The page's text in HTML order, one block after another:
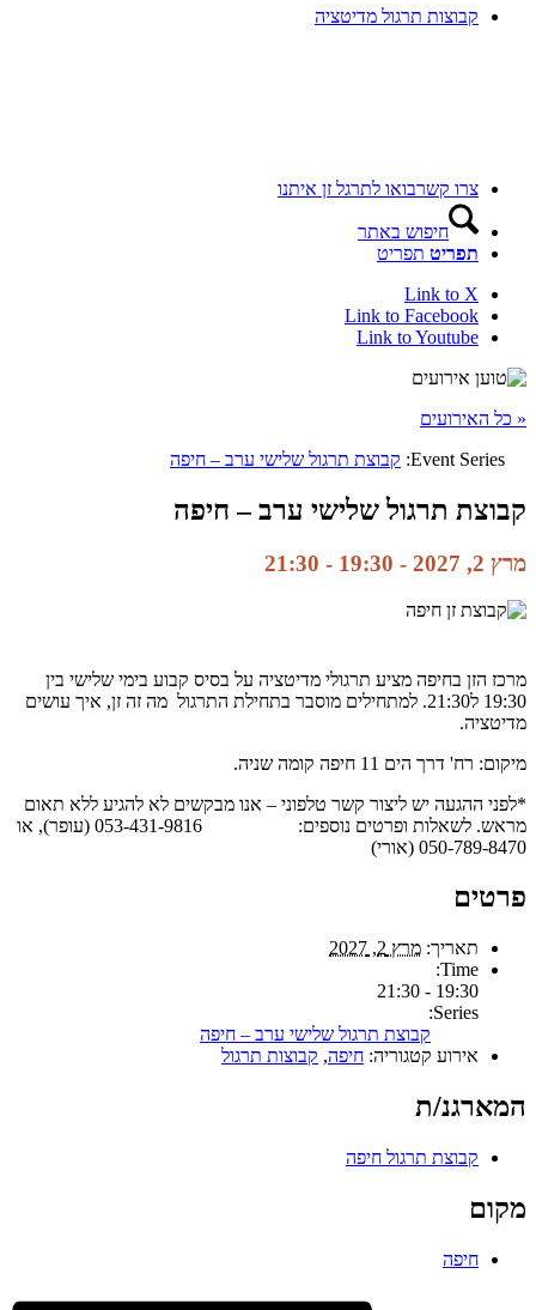
קבוצות תרגול מדיטציה
צרו קשרבואו לתרגל זן איתנו
חיפוש באתר
תפריט תפריט
Link to X
Link to Facebook
Link to Youtube
« כל האירועים
Event Series: קבוצת תרגול שלישי ערב – חיפה
קבוצת תרגול שלישי ערב – חיפה
מרץ 2, 2027 - 19:30 -
21:30
מרכז הזן בחיפה מציע תרגולי מדיטציה על בסיס קבוע בימי שלישי בין
19:30 ל21:30. למתחילים מוסבר בתחילת התרגול מה זה זן, איך עושים
מדיטציה.
מיקום: רח' דרך הים 11 חיפה קומה שניה.
*לפני ההגעה יש ליצור קשר טלפוני – אנו מבקשים לא להגיע ללא תאום
מראש. לשאלות ופרטים נוספים: 053-431-9816 (עופר), או
050-789-8470 (אורי)
פרטים
תאריך: מרץ 2, 2027
Time:
19:30 - 21:30
Series:
קבוצת תרגול שלישי ערב – חיפה
אירוע קטגוריה: חיפה, קבוצות תרגול
המארגנ/ת
קבוצת תרגול חיפה
מקום
חיפה